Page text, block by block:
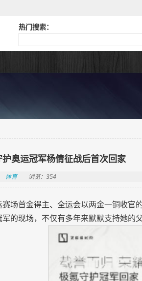
热门搜索：
奥运冠军杨倩征战后首次回家
体育 浏览：354
场首金得主、全运会以两金一铜收官
的现场，不仅有多年来默默支持她的